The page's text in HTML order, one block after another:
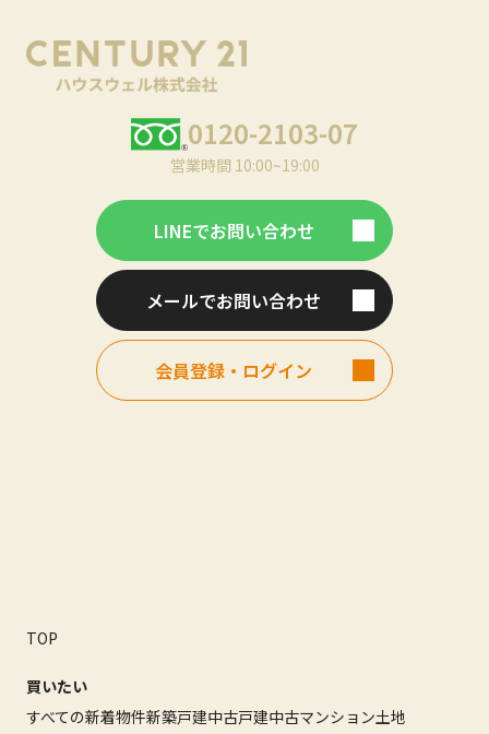
0120-2103-07
営業時間 10:00~19:00
LINEでお問い合わせ
メールでお問い合わせ
会員登録・ログイン
TOP
買いたい
すべての新着物件新築戸建中古戸建中古マンション土地